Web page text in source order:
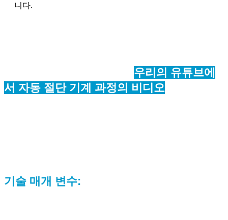
니다.
우리의 유튜브에
서 자동 절단 기계 과정의 비디오
기술 매개 변수: